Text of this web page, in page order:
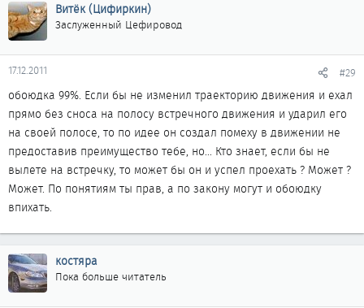
Витёк (Цифиркин)
Заслуженный Цефировод
17.12.2011 #29
обоюдка 99%. Если бы не изменил траекторию движения и ехал
прямо без сноса на полосу встречного движения и ударил его
на своей полосе, то по идее он создал помеху в движении не
предоставив преимущество тебе, но... Кто знает, если бы не
вылете на встречку, то может бы он и успел проехать ? Может ?
Может. По понятиям ты прав, а по закону могут и обоюдку
впихать.
костяра
Пока больше читатель